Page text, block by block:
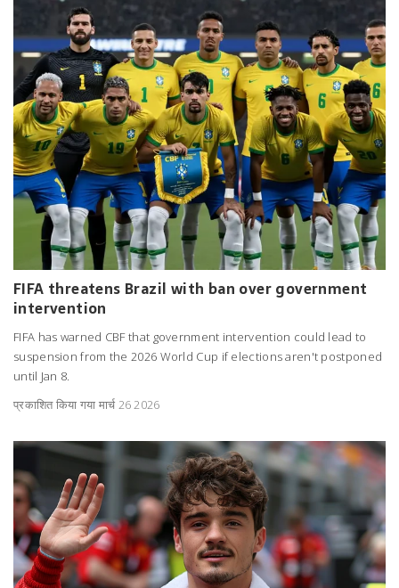
FIFA threatens Brazil with ban over government
intervention
FIFA has warned CBF that government intervention could lead to
suspension from the 2026 World Cup if elections aren't postponed
until Jan 8.
प्रकाशित किया गया मार्च 26 2026